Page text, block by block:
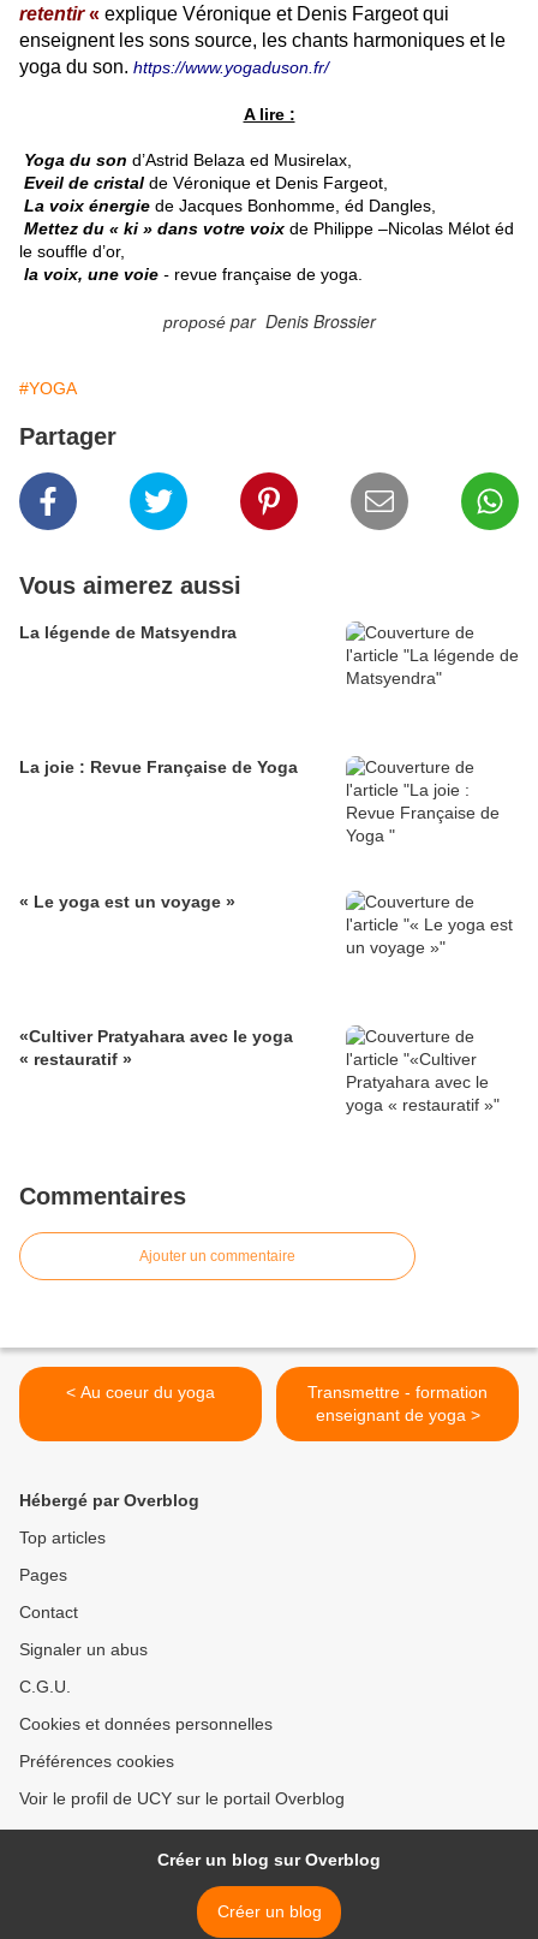
retentir« explique Véronique et Denis Fargeot qui
enseignent les sons source, les chants harmoniques et le
yoga du son. https://www.yogaduson.fr/
A lire :
Yoga du son d’Astrid Belaza ed Musirelax,
Eveil de cristal de Véronique et Denis Fargeot,
La voix énergie de Jacques Bonhomme, éd Dangles,
Mettez du « ki » dans votre voix de Philippe –Nicolas Mélot éd
le souffle d’or,
la voix, une voie - revue française de yoga.
proposé par Denis Brossier
#YOGA
Partager
Vous aimerez aussi
La légende de Matsyendra
La joie : Revue Française de Yoga
« Le yoga est un voyage »
«Cultiver Pratyahara avec le yoga
« restauratif »
Commentaires
Ajouter un commentaire
< Au coeur du yoga
Transmettre - formation
enseignant de yoga >
Hébergé par Overblog
Top articles
Pages
Contact
Signaler un abus
C.G.U.
Cookies et données personnelles
Préférences cookies
Voir le profil de UCY sur le portail Overblog
Créer un blog sur Overblog
Créer un blog